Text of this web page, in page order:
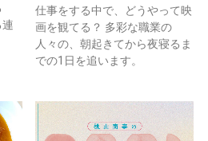
仕事をする中で、どうやって映
画を観てる？ 多彩な職業の
人々の、朝起きてから夜寝るま
での1日を追います。